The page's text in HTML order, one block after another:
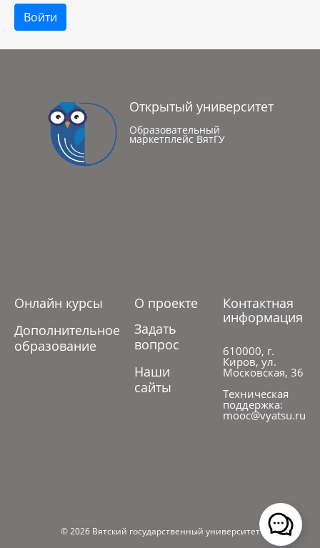
Войти
Открытый университет
Образовательный
маркетплейс ВятГУ
Онлайн курсы
Дополнительное
образование
О проекте
Задать
вопрос
Наши
сайты
Контактная
информация
610000, г.
Киров, ул.
Московская, 36
Техническая
поддержка:
mooc@vyatsu.ru
© 2026 Вятский государственный университет